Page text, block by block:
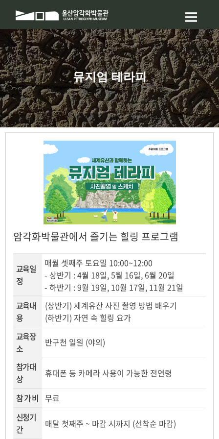
뮤지엄 테라피
암각화박물관에서 즐기는 힐링 프로그램
교육일
정
매월 셋째주 토요일 10:00~12:00
- 상반기 : 4월 18일, 5월 16일, 6월 20일
- 하반기 : 9월 19일, 10월 17일, 11월 21일
교육내
용
(상반기) 세계유산 사진 촬영 방법 배우기
(하반기) 자연 속 힐링 요가
교육장
소
반구천 일원 (야외)
참가대
상
휴대폰 등 카메라 사용이 가능한 전연령
참 가 비
무료
신청기
간
매달 첫째주 ~ 마감 시까지 (선착순 마감)